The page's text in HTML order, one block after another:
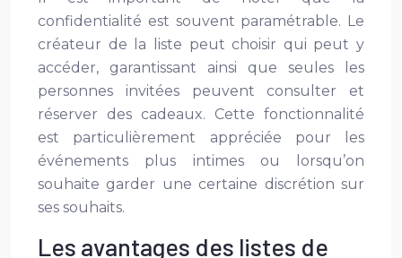
confidentialité est souvent paramétrable. Le
créateur de la liste peut choisir qui peut y
accéder, garantissant ainsi que seules les
personnes invitées peuvent consulter et
réserver des cadeaux. Cette fonctionnalité
est particulièrement appréciée pour les
événements plus intimes ou lorsqu’on
souhaite garder une certaine discrétion sur
ses souhaits.
Les avantages des listes de